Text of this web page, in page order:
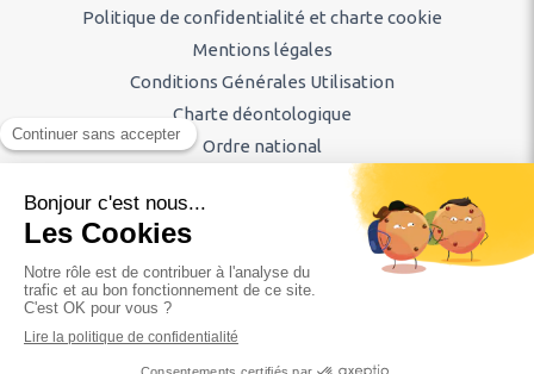
Politique de confidentialité et charte cookie
Mentions légales
Conditions Générales Utilisation
Charte déontologique
Ordre national
Annuaires chirurgiens dentistes
Honoraires & Remboursement
Diaporama